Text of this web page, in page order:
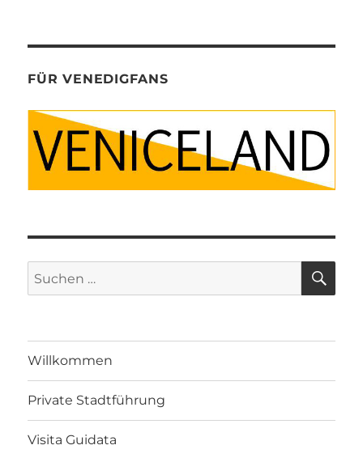
FÜR VENEDIGFANS
Suche
nach:
Willkommen
Private Stadtführung
Visita Guidata